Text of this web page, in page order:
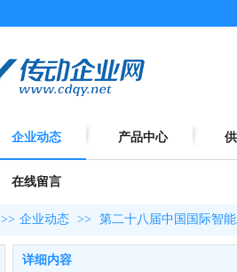
企业动态 产品中心
在线留言
>> 企业动态 >> 第二十八届中国国际智
详细内容